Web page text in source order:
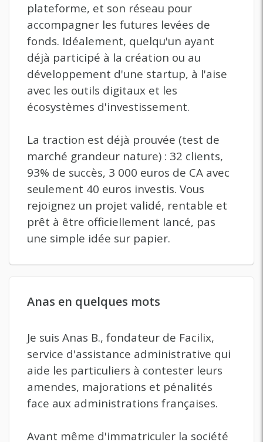
plateforme, et son réseau pour
accompagner les futures levées de
fonds. Idéalement, quelqu'un ayant
déjà participé à la création ou au
développement d'une startup, à l'aise
avec les outils digitaux et les
écosystèmes d'investissement.
La traction est déjà prouvée (test de
marché grandeur nature) : 32 clients,
93% de succès, 3 000 euros de CA avec
seulement 40 euros investis. Vous
rejoignez un projet validé, rentable et
prêt à être officiellement lancé, pas
une simple idée sur papier.
Anas en quelques mots
Je suis Anas B., fondateur de Facilix,
service d'assistance administrative qui
aide les particuliers à contester leurs
amendes, majorations et pénalités
face aux administrations françaises.
Avant même d'immatriculer la société